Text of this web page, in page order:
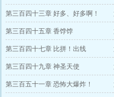
第三百四十三章 好多、好多啊！
第三百四十五章 香饽饽
第三百四十七章 比拼！出线
第三百四十九章 神圣天使
第三百五十一章 恐怖大爆炸！